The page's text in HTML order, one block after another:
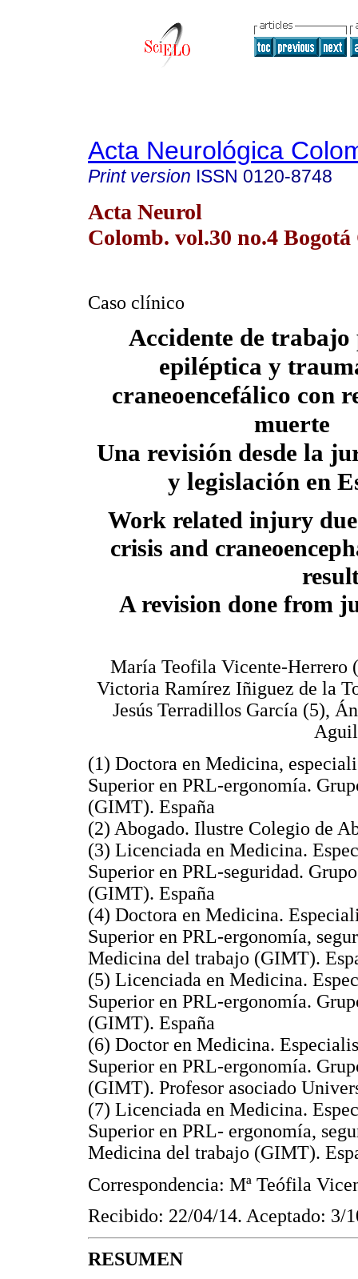
Acta Neurológica
Print version ISSN 0120-8748
Acta Neurol
Colomb. vol.30 no.4 Bogotá
Caso clínico
Accidente de
epiléptica y
craneoencefálico con
muerte
Una revisión desde la
y legislación en
Work related injury
crisis and
A revision done from
María Teofila Vicente-Herrero
Victoria Ramírez Iñiguez de la
Jesús Terradillos García (5),
(1) Doctora en Medicina,
Superior en PRL-ergonomía.
(GIMT). España
(2) Abogado. Ilustre Colegio de
(3) Licenciada en Medicina.
Superior en PRL-seguridad.
(GIMT). España
(4) Doctora en Medicina.
Superior en PRL-ergonomía,
Medicina del trabajo (GIMT).
(5) Licenciada en Medicina.
Superior en PRL-ergonomía.
(GIMT). España
(6) Doctor en Medicina.
Superior en PRL-ergonomía.
(GIMT). Profesor asociado
(7) Licenciada en Medicina.
Superior en PRL- ergonomía,
Medicina del trabajo (GIMT).
Correspondencia: Mª Teófila
Recibido: 22/04/14. Aceptado: 3/
RESUMEN